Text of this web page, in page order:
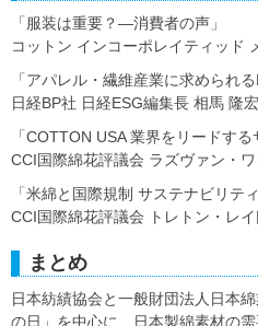
「服装は重要？―消費者の声」
コットン インコーポレイティッド
「アパレル・繊維産業に求められる
日経BP社 日経ESG編集長 相馬 隆
「COTTON USA 業界をリードする
CCI国際綿花評議会 ラズヴァン・
「米綿と国際規制 サステナビリテ
CCI国際綿花評議会 トレトン・レイ
まとめ
日本紡績協会と一般財団法人日本
の日」を中心に、日本製綿素材の